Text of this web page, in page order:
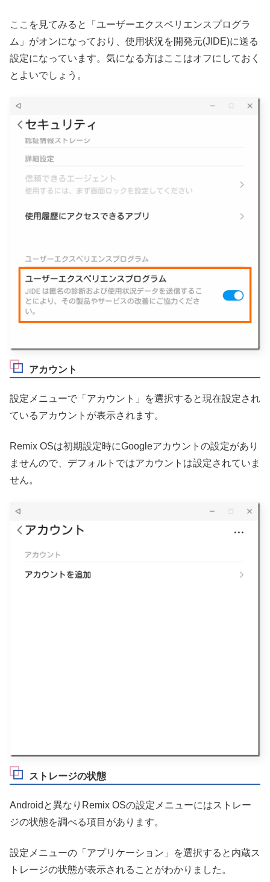
ここを見てみると「ユーザーエクスペリエンスプログラ
ム」がオンになっており、使用状況を開発元(JIDE)に送る
設定になっています。気になる方はここはオフにしておく
とよいでしょう。
アカウント
設定メニューで「アカウント」を選択すると現在設定され
ているアカウントが表示されます。
Remix OSは初期設定時にGoogleアカウントの設定があり
ませんので、デフォルトではアカウントは設定されていま
せん。
ストレージの状態
Androidと異なりRemix OSの設定メニューにはストレー
ジの状態を調べる項目があります。
設定メニューの「アプリケーション」を選択すると内蔵ス
トレージの状態が表示されることがわかりました。